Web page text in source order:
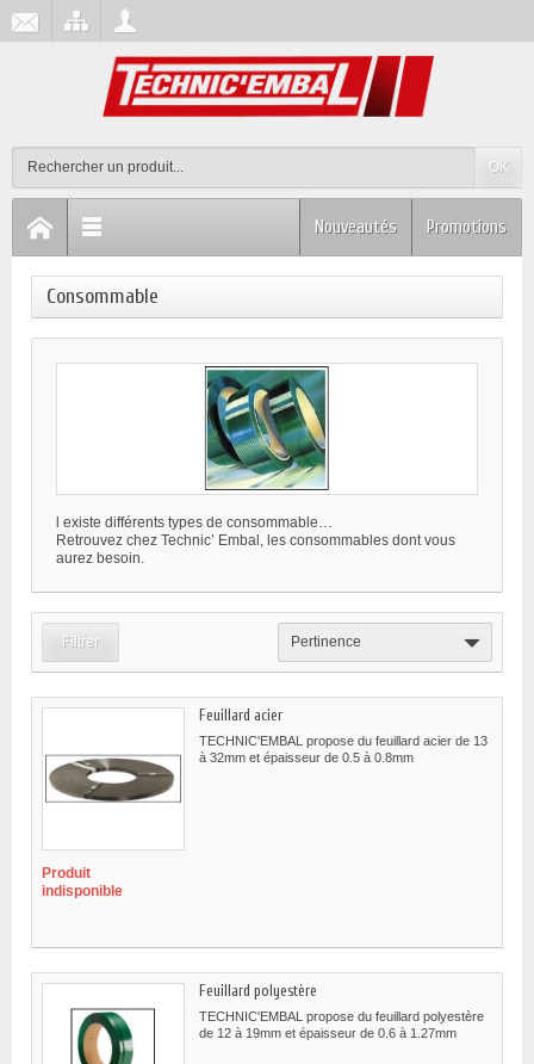
OK
Promotions
Nouveautés
Consommable
l existe différents types de consommable…
Retrouvez chez Technic’ Embal, les consommables dont vous
aurez besoin.
Pertinence
Filtrer
Feuillard acier
TECHNIC'EMBAL propose du feuillard acier de 13
à 32mm et épaisseur de 0.5 à 0.8mm
Produit
indisponible
Feuillard polyestère
TECHNIC'EMBAL propose du feuillard polyestère
de 12 à 19mm et épaisseur de 0.6 à 1.27mm